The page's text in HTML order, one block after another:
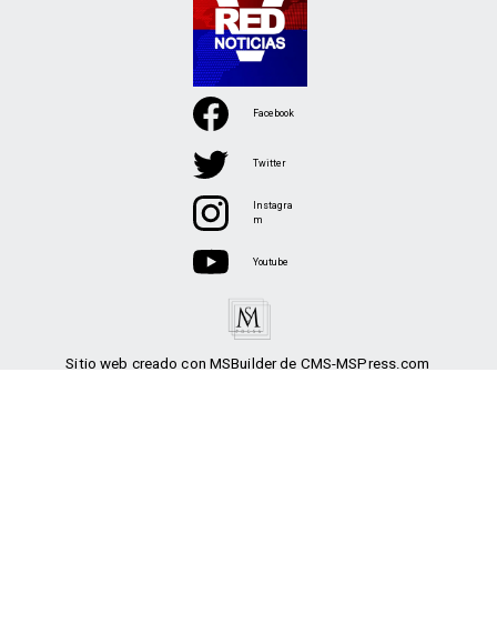
Sitio web creado con MSBuilder de CMS-MSPress.com
Facebook
Twitter
Instagra
m
Youtube